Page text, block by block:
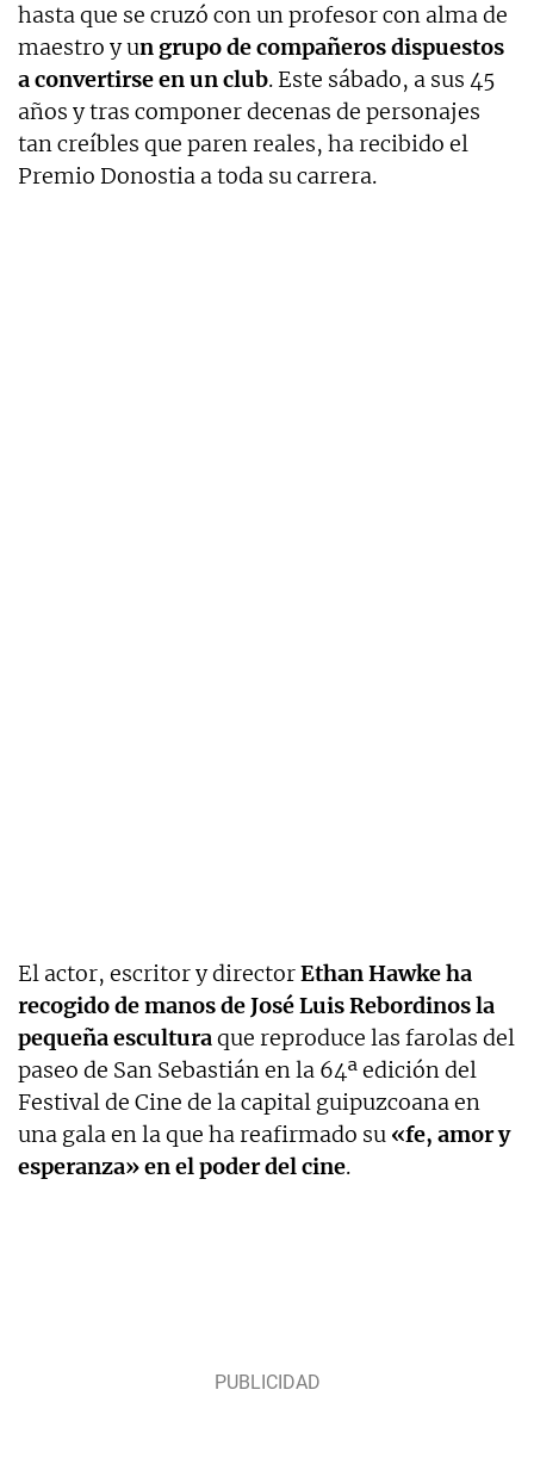
hasta que se cruzó con un profesor con alma de
maestro y un grupo de compañeros dispuestos
a convertirse en un club. Este sábado, a sus 45
años y tras componer decenas de personajes
tan creíbles que paren reales, ha recibido el
Premio Donostia a toda su carrera.
El actor, escritor y directorEthan Hawke ha
recogido de manos de José Luis Rebordinos la
pequeña esculturaque reproduce las farolas del
paseo de San Sebastián en la 64ª edición del
Festival de Cine de la capital guipuzcoana en
una gala en la que ha reafirmado su «fe, amor y
esperanza» en el poder del cine.